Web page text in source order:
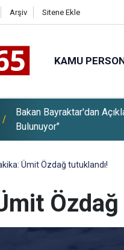
Arşiv Sitene Ekle
KAMU
Karşıyaka Belediyesi
Ümit Özdağ tutuklandı!